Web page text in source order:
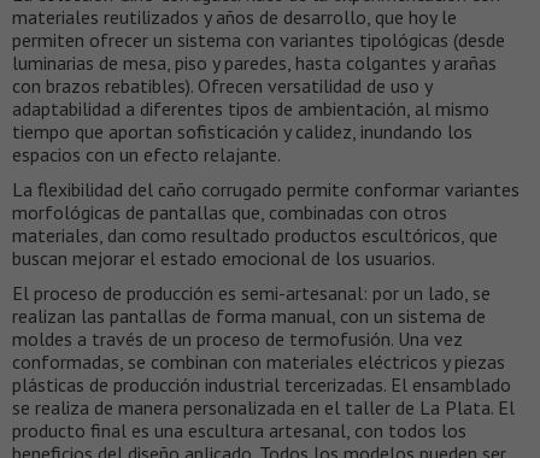
materiales reutilizados y años de desarrollo, que hoy le
permiten ofrecer un sistema con variantes tipológicas (desde
luminarias de mesa, piso y paredes, hasta colgantes y arañas
con brazos rebatibles). Ofrecen versatilidad de uso y
adaptabilidad a diferentes tipos de ambientación, al mismo
tiempo que aportan sofisticación y calidez, inundando los
espacios con un efecto relajante.
La flexibilidad del caño corrugado permite conformar variantes
morfológicas de pantallas que, combinadas con otros
materiales, dan como resultado productos escultóricos, que
buscan mejorar el estado emocional de los usuarios.
El proceso de producción es semi-artesanal: por un lado, se
realizan las pantallas de forma manual, con un sistema de
moldes a través de un proceso de termofusión. Una vez
conformadas, se combinan con materiales eléctricos y piezas
plásticas de producción industrial tercerizadas. El ensamblado
se realiza de manera personalizada en el taller de La Plata. El
producto final es una escultura artesanal, con todos los
beneficios del diseño aplicado. Todos los modelos pueden ser